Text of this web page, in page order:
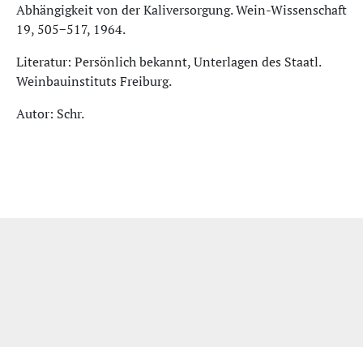
Abhängigkeit von der Kaliversorgung. Wein-Wissenschaft
19, 505−517, 1964.
Literatur: Persönlich bekannt, Unterlagen des Staatl.
Weinbauinstituts Freiburg.
Autor: Schr.